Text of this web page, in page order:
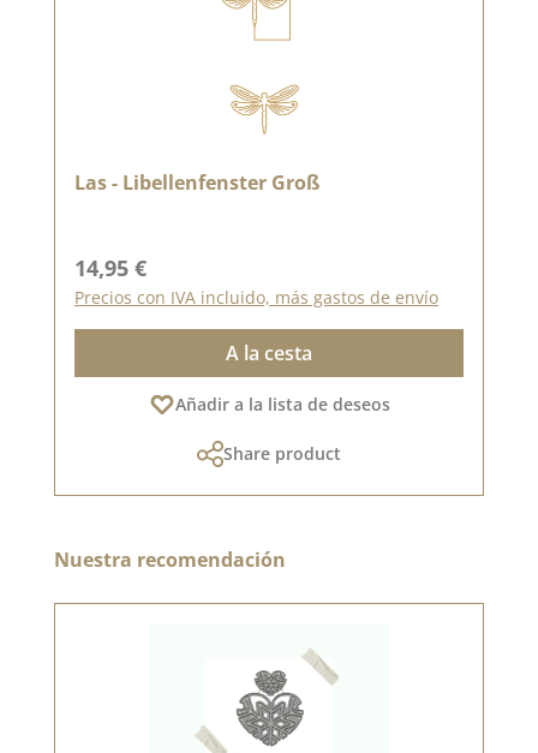
Las - Libellenfenster Groß
Precio normal:
14,95 €
Precios con IVA incluido, más gastos de envío
A la cesta
Añadir a la lista de deseos
Share product
Omitir la galería de productos
Nuestra recomendación